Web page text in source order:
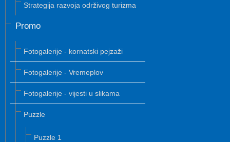
Strategija razvoja održivog turizma
Promo
Fotogalerije - kornatski pejzaži
Fotogalerije - Vremeplov
Fotogalerije - vijesti u slikama
Puzzle
Puzzle 1